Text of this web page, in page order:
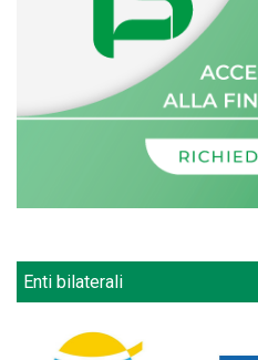
Enti bilaterali